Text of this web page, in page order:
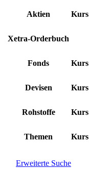
Aktien Kurs
Xetra-Orderbuch
Fonds Kurs
Devisen Kurs
Rohstoffe Kurs
Themen Kurs
Erweiterte Suche